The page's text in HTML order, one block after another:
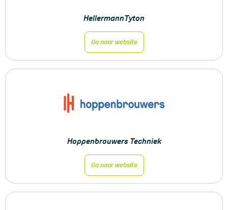
HellermannTyton
Ga naar website
Hoppenbrouwers Techniek
Ga naar website